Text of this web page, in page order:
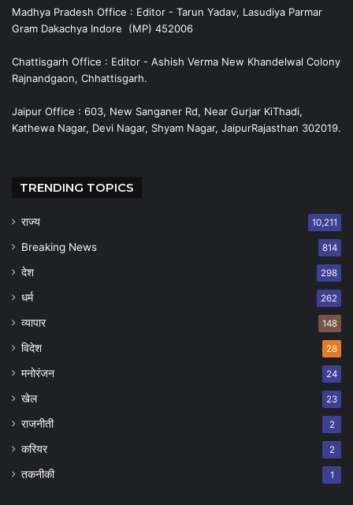
Madhya Pradesh Office : Editor - Tarun Yadav, Lasudiya Parmar
Gram Dakachya Indore (MP) 452006
Chattisgarh Office : Editor - Ashish Verma New Khandelwal Colony
Rajnandgaon, Chhattisgarh.
Jaipur Office : 603, New Sanganer Rd, Near Gurjar KiThadi,
Kathewa Nagar, Devi Nagar, Shyam Nagar, JaipurRajasthan 302019.
TRENDING TOPICS
राज्य 10,211
Breaking News 814
देश 298
धर्म 262
व्यापार 148
विदेश 28
मनोरंजन 24
खेल 23
राजनीती 2
करियर 2
तकनीकी 1